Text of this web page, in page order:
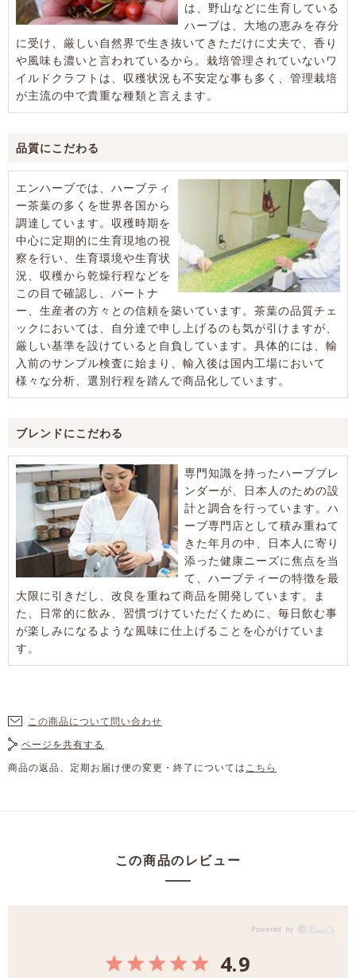
この商品について問い合わせ
ページを共有する
商品の返品、定期お届け便の変更・終了についてはこちら
は、野山などに生育している
ハーブは、大地の恵みを存分
に受け、厳しい自然界で生き抜いてきただけに丈夫で、香り
や風味も濃いと言われているから。栽培管理されていないワ
イルドクラフトは、収穫状況も不安定な事も多く、管理栽培
が主流の中で貴重な種類と言えます。
品質にこだわる
エンハーブでは、ハーブティ
ー茶葉の多くを世界各国から
調達しています。収穫時期を
中心に定期的に生育現地の視
察を行い、生育環境や生育状
況、収穫から乾燥行程などを
この目で確認し、パートナ
ー、生産者の方々との信頼を築いています。茶葉の品質チェ
ックにおいては、自分達で申し上げるのも気が引けますが、
厳しい基準を設けていると自負しています。具体的には、輸
入前のサンプル検査に始まり、輸入後は国内工場において
様々な分析、選別行程を踏んで商品化しています。
ブレンドにこだわる
専門知識を持ったハーブブレ
ンダーが、日本人のための設
計と調合を行っています。ハ
ーブ専門店として積み重ねて
きた年月の中、日本人に寄り
添った健康ニーズに焦点を当
て、ハーブティーの特徴を最
大限に引きだし、改良を重ねて商品を開発しています。ま
た、日常的に飲み、習慣づけていただくために、毎日飲む事
が楽しみになるような風味に仕上げることを心がけていま
す。
この商品のレビュー
4.9